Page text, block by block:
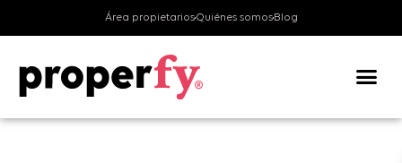
Área propietariosQuiénes somosBlog